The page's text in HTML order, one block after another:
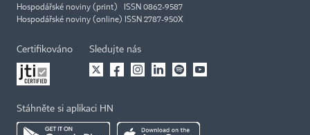
Hospodářské noviny (print) ISSN 0862-9587
Hospodářské noviny (online) ISSN 2787-950X
Certifikováno Sledujte nás
Stáhněte si aplikaci HN